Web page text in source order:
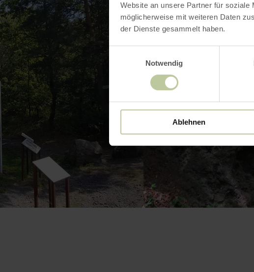
Website an unsere Partner für soziale
möglicherweise mit weiteren Daten
der Dienste gesammelt haben.
Notwendig
Ablehnen